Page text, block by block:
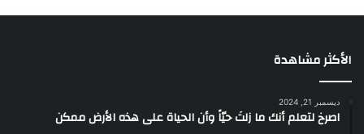
الأكثر مشاهدة
ديسمبر 21, 2024
‫اصرخ لتعلم أنك ما زلتَ حيّاً وأن الحياة على هذه الأرض ممكن